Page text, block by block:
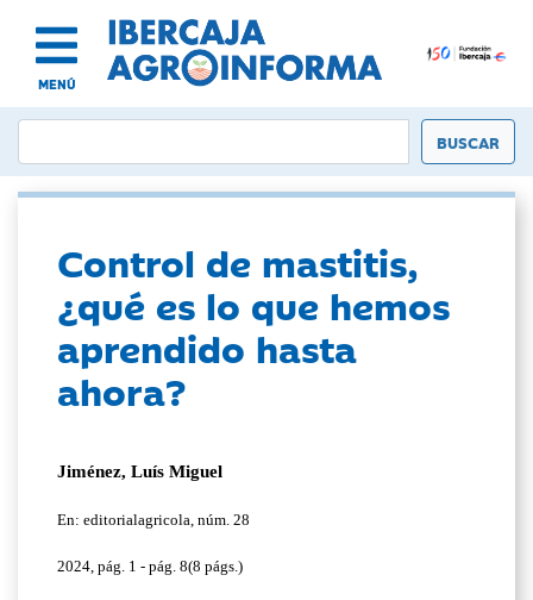
MENÚ
Control de mastitis,
¿qué es lo que hemos
aprendido hasta
ahora?
Jiménez, Luís Miguel
En: editorialagricola, núm. 28
2024, pág. 1 - pág. 8(8 págs.)